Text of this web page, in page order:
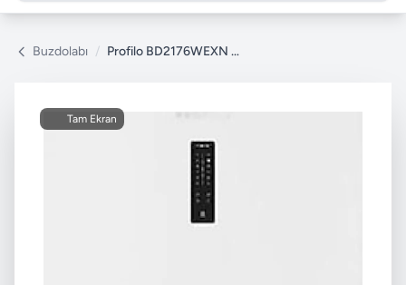
Buzdolabı / Profilo BD2176WEXN Çift Kapılı No Frost Buzdolabı
Tam Ekran